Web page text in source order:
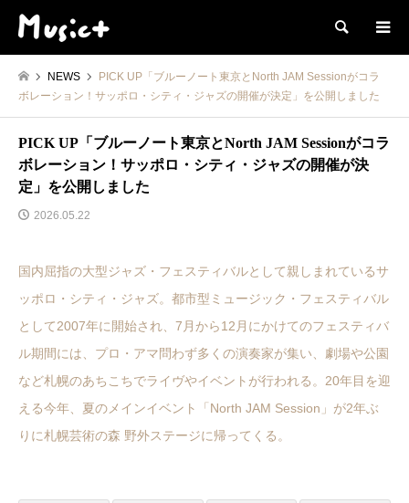
検索
NEWS
PICK UP「ブルーノート東京とNorth JAM Sessionがコラ
ボレーション！サッポロ・シティ・ジャズの開催が決定」を公開しました
PICK UP「ブルーノート東京とNorth JAM Sessionがコラ
ボレーション！サッポロ・シティ・ジャズの開催が決
定」を公開しました
2026.05.22
国内屈指の大型ジャズ・フェスティバルとして親しまれているサ
ッポロ・シティ・ジャズ。都市型ミュージック・フェスティバル
として2007年に開始され、7月から12月にかけてのフェスティバ
ル期間には、プロ・アマ問わず多くの演奏家が集い、劇場や公園
など札幌のあちこちでライヴやイベントが行われる。20年目を迎
える今年、夏のメインイベント「North JAM Session」が2年ぶ
りに札幌芸術の森 野外ステージに帰ってくる。